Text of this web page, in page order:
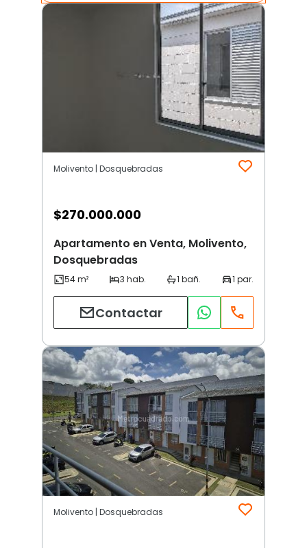
Molivento | Dosquebradas
$270.000.000
Apartamento en Venta, Molivento,
Dosquebradas
Contactar
Molivento | Dosquebradas